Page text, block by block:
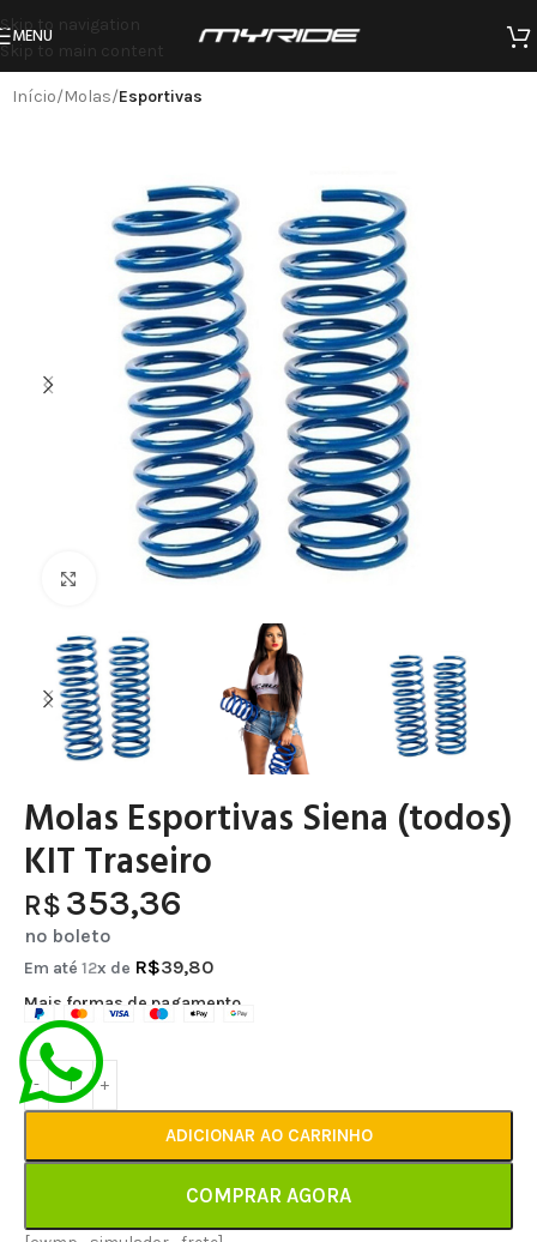
Skip to navigation
Skip to main content
MENU
Início Molas Esportivas
Clique para ampliar
Molas Esportivas Siena (todos)
KIT Traseiro
R$ 353,36
no boleto
Em até 12x de R$39,80
Mais formas de pagamento
ADICIONAR AO CARRINHO
COMPRAR AGORA